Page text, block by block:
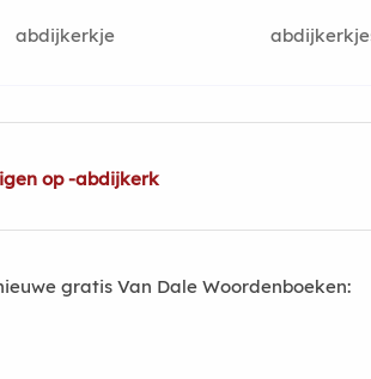
abdijkerkje
op -abdijkerk
gratis Van Dale Woordenboeken: